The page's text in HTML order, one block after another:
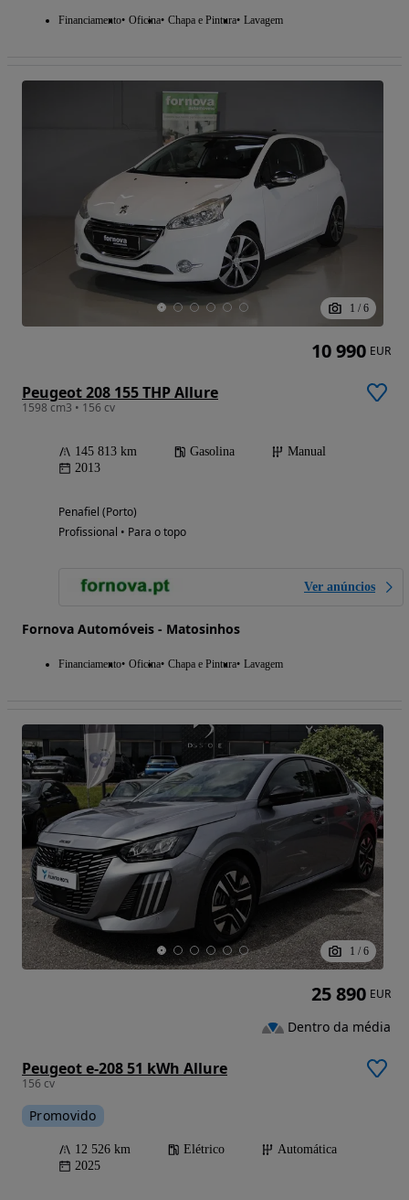
Financiamento Oficina Chapa e Pintura Lavagem
1 / 6
Peugeot 208 155 THP Allure
1598 cm3 • 156 cv
145 813 km Gasolina
Manual
2013
Penafiel (Porto)
Profissional • Para o topo
Ver anúncios
Fornova Automóveis - Matosinhos
Financiamento Oficina Chapa e Pintura Lavagem
10 990 EUR
1 / 6
Peugeot e-208 51 kWh Allure
156 cv
Promovido
12 526 km Elétrico
Automática
2025
25 890 EUR
Dentro da média